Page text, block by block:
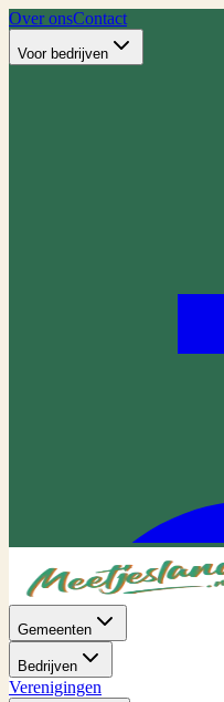
Over onsContact
Voor bedrijven
Gemeenten
Bedrijven
Verenigingen